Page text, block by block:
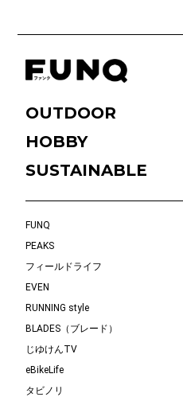
OUTDOOR
HOBBY
SUSTAINABLE
FUNQ
PEAKS
フィールドライフ
EVEN
RUNNING style
BLADES（ブレード）
じゆけんTV
eBikeLife
タビノリ